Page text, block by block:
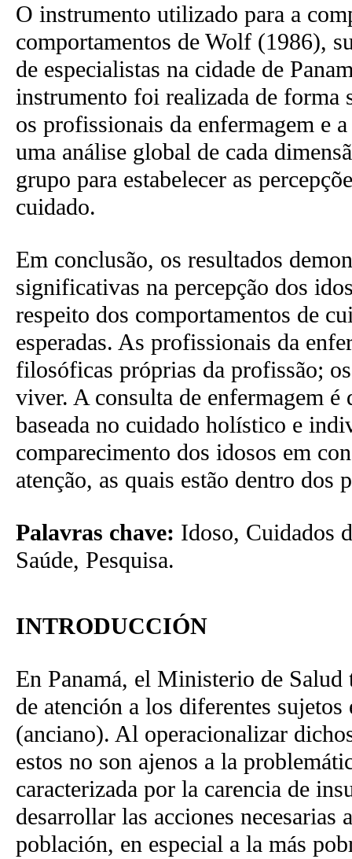
O instrumento utilizado para a
comportamentos de Wolf (1986),
de especialistas na cidade de
instrumento foi realizada de forma
os profissionais da enfermagem e
uma análise global de cada
grupo para estabelecer as
cuidado.
Em conclusão, os resultados
significativas na percepção dos
respeito dos comportamentos de
esperadas. As profissionais da
filosóficas próprias da profissão;
viver. A consulta de enfermagem é
baseada no cuidado holístico e
comparecimento dos idosos em
atenção, as quais estão dentro dos
Palavras chave: Idoso, Cuidados
Saúde, Pesquisa.
INTRODUCCIÓN
En Panamá, el Ministerio de
de atención a los diferentes
(anciano). Al operacionalizar
estos no son ajenos a la
caracterizada por la carencia de
desarrollar las acciones
población, en especial a la más